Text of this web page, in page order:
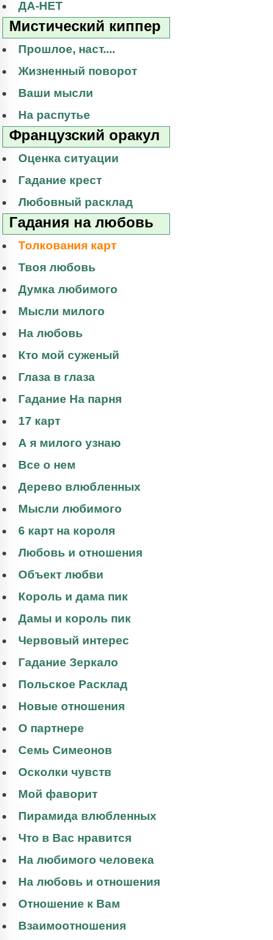
ДА-НЕТ
Мистический киппер
Прошлое, наст....
Жизненный поворот
Ваши мысли
На распутье
Французский оракул
Оценка ситуации
Гадание крест
Любовный расклад
Гадания на любовь
Толкования карт
Твоя любовь
Думка любимого
Мысли милого
На любовь
Кто мой суженый
Глаза в глаза
Гадание На парня
17 карт
А я милого узнаю
Все о нем
Дерево влюбленных
Мысли любимого
6 карт на короля
Любовь и отношения
Объект любви
Король и дама пик
Дамы и король пик
Червовый интерес
Гадание Зеркало
Польское Расклад
Новые отношения
О партнере
Семь Симеонов
Осколки чувств
Мой фаворит
Пирамида влюбленных
Что в Вас нравится
На любимого человека
На любовь и отношения
Отношение к Вам
Взаимоотношения